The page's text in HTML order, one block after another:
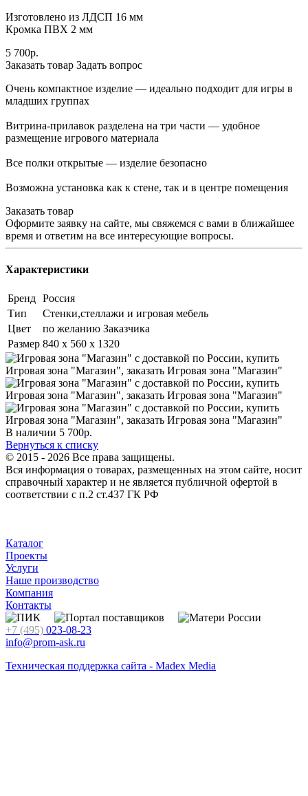
Изготовлено из ЛДСП 16 мм
Кромка ПВХ 2 мм
5 700р.
Заказать товар Задать вопрос
Очень компактное изделие — идеально подходит для игры в
младших группах
Витрина-прилавок разделена на три части — удобное
размещение игрового материала
Все полки открытые — изделие безопасно
Возможна установка как к стене, так и в центре помещения
Заказать товар
Оформите заявку на сайте, мы свяжемся с вами в ближайшее
время и ответим на все интересующие вопросы.
Характеристики
Бренд Россия
Тип
Стенки,стеллажи и игровая мебель
Цвет
по желанию Заказчика
Размер 840 х 560 х 1320
В наличии 5 700р.
Вернуться к списку
© 2015 - 2026 Все права защищены.
Вся информация о товарах, размещенных на этом сайте, носит
справочный характер и не является публичной офертой в
соответствии с п.2 ст.437 ГК РФ
Каталог
Проекты
Услуги
Наше производство
Компания
Контакты
+7 (495) 023-08-23
info@prom-ask.ru
Техническая поддержка сайта - Madex Media